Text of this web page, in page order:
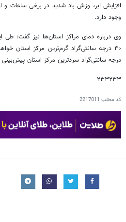
افزایش ابر، وزش باد شدید در برخی ساعات و
وجود دارد.
درجه سانتی‌گراد سردترین مرکز استان
۲۳۳۲۳۳
کد مطلب 2217011